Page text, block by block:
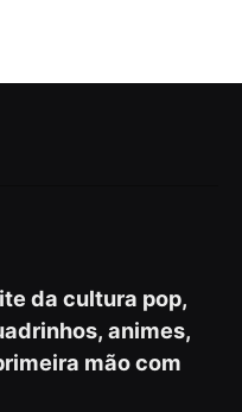
da cultura pop,
animes,
mão com